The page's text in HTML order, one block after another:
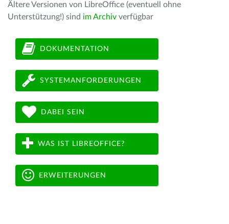
Ältere Versionen von LibreOffice (eventuell ohne
Unterstützung!) sind im Archiv verfügbar
DOKUMENTATION
SYSTEMANFORDERUNGEN
DABEI SEIN
WAS IST LIBREOFFICE?
ERWEITERUNGEN